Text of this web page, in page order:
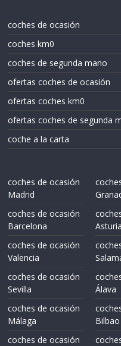
coches de ocasión
coches km0
coches de segunda mano
ofertas coches de ocasión
ofertas coches km0
ofertas coches de segunda
coche a la carta
coches de ocasión
Madrid
coches de ocasión
Barcelona
coches de ocasión
Valencia
coches de ocasión
Sevilla
coches de ocasión
Málaga
coches de ocasión
Álava
Bilbao